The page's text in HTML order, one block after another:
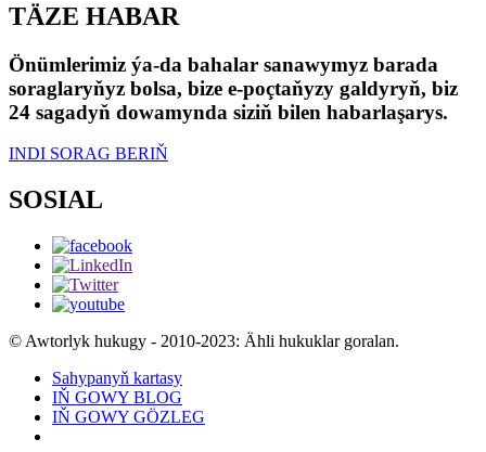
TÄZE HABAR
Önümlerimiz ýa-da bahalar sanawymyz barada
soraglaryňyz bolsa, bize e-poçtaňyzy galdyryň, biz
24 sagadyň dowamynda siziň bilen habarlaşarys.
INDI SORAG BERIŇ
SOSIAL
© Awtorlyk hukugy - 2010-2023: Ähli hukuklar goralan.
Sahypanyň kartasy
IŇ GOWY BLOG
IŇ GOWY GÖZLEG